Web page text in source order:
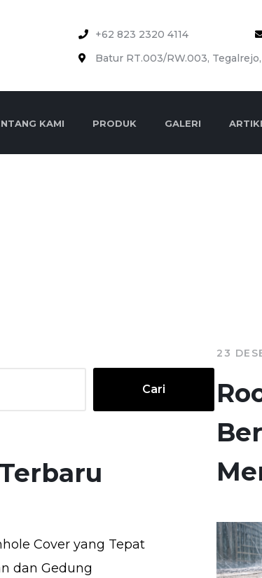
+62 823 2320 4114
Batur RT.003/RW.003,
KAMI PRODUK GALERI
23
Cari
Cover yang Tepat
dan Gedung